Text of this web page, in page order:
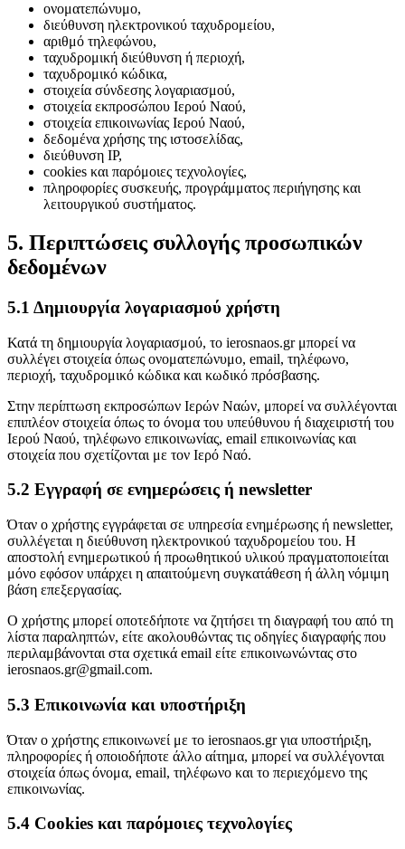
ονοματεπώνυμο,
διεύθυνση ηλεκτρονικού ταχυδρομείου,
αριθμό τηλεφώνου,
ταχυδρομική διεύθυνση ή περιοχή,
ταχυδρομικό κώδικα,
στοιχεία σύνδεσης λογαριασμού,
στοιχεία εκπροσώπου Ιερού Ναού,
στοιχεία επικοινωνίας Ιερού Ναού,
δεδομένα χρήσης της ιστοσελίδας,
διεύθυνση IP,
cookies και παρόμοιες τεχνολογίες,
πληροφορίες συσκευής, προγράμματος περιήγησης και
λειτουργικού συστήματος.
5. Περιπτώσεις συλλογής προσωπικών
δεδομένων
5.1 Δημιουργία λογαριασμού χρήστη
Κατά τη δημιουργία λογαριασμού, το ierosnaos.gr μπορεί να
συλλέγει στοιχεία όπως ονοματεπώνυμο, email, τηλέφωνο,
περιοχή, ταχυδρομικό κώδικα και κωδικό πρόσβασης.
Στην περίπτωση εκπροσώπων Ιερών Ναών, μπορεί να συλλέγονται
επιπλέον στοιχεία όπως το όνομα του υπεύθυνου ή διαχειριστή του
Ιερού Ναού, τηλέφωνο επικοινωνίας, email επικοινωνίας και
στοιχεία που σχετίζονται με τον Ιερό Ναό.
5.2 Εγγραφή σε ενημερώσεις ή newsletter
Όταν ο χρήστης εγγράφεται σε υπηρεσία ενημέρωσης ή newsletter,
συλλέγεται η διεύθυνση ηλεκτρονικού ταχυδρομείου του. Η
αποστολή ενημερωτικού ή προωθητικού υλικού πραγματοποιείται
μόνο εφόσον υπάρχει η απαιτούμενη συγκατάθεση ή άλλη νόμιμη
βάση επεξεργασίας.
Ο χρήστης μπορεί οποτεδήποτε να ζητήσει τη διαγραφή του από τη
λίστα παραληπτών, είτε ακολουθώντας τις οδηγίες διαγραφής που
περιλαμβάνονται στα σχετικά email είτε επικοινωνώντας στο
ierosnaos.gr@gmail.com.
5.3 Επικοινωνία και υποστήριξη
Όταν ο χρήστης επικοινωνεί με το ierosnaos.gr για υποστήριξη,
πληροφορίες ή οποιοδήποτε άλλο αίτημα, μπορεί να συλλέγονται
στοιχεία όπως όνομα, email, τηλέφωνο και το περιεχόμενο της
επικοινωνίας.
5.4 Cookies και παρόμοιες τεχνολογίες